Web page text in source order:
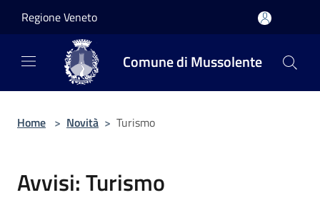
Regione Veneto
Comune di Mussolente
Home > Novità > Turismo
Avvisi: Turismo